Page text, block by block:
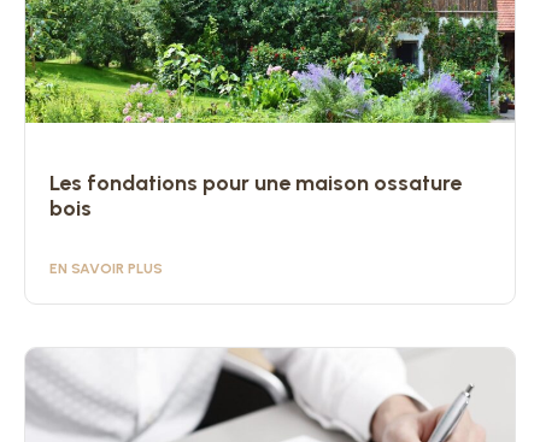
Les fondations pour une maison ossature
bois
EN SAVOIR PLUS